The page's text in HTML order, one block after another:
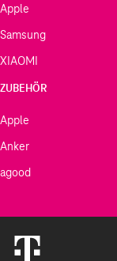
Apple
Samsung
XIAOMI
ZUBEHÖR
Apple
Anker
agood